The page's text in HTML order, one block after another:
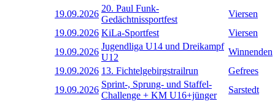
19.09.2026
20. Paul Funk-
Gedächtnissportfest
Viersen
19.09.2026 KiLa-Sportfest
Viersen
19.09.2026
Jugendliga U14 und Dreikampf
U12
Winnenden
19.09.2026 13. Fichtelgebirgstrailrun
Gefrees
19.09.2026
Sprint-, Sprung- und Staffel-
Challenge + KM U16+jünger
Sarstedt